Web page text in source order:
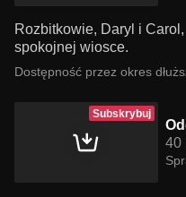
Rozbitkowie, Daryl i
spokojnej wiosce.
Dostępność przez okres
Subskrybuj
40